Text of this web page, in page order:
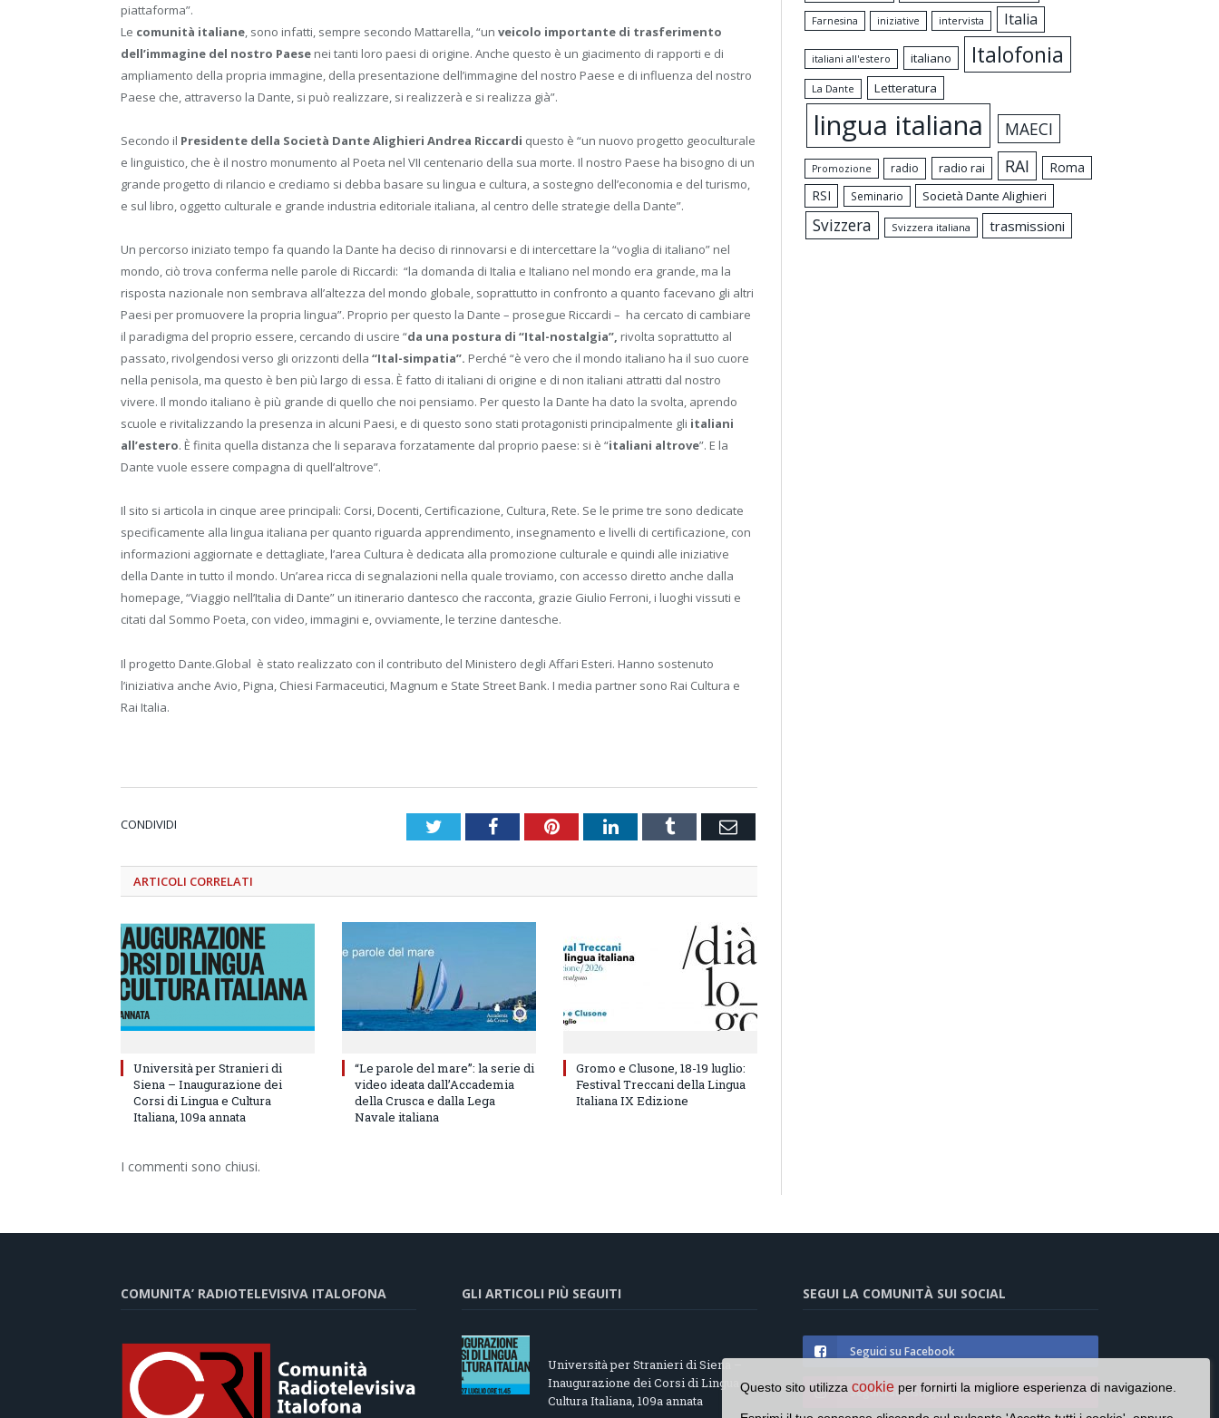
piattaforma”.
Le comunità italiane, sono infatti, sempre secondo Mattarella, “un veicolo importante di trasferimento
dell’immagine del nostro Paese nei tanti loro paesi di origine. Anche questo è un giacimento di rapporti e di
ampliamento della propria immagine, della presentazione dell’immagine del nostro Paese e di influenza del nostro
Paese che, attraverso la Dante, si può realizzare, si realizzerà e si realizza già”.
Secondo il Presidente della Società Dante Alighieri Andrea Riccardi questo è “un nuovo progetto geoculturale
e linguistico, che è il nostro monumento al Poeta nel VII centenario della sua morte. Il nostro Paese ha bisogno di un
grande progetto di rilancio e crediamo si debba basare su lingua e cultura, a sostegno dell’economia e del turismo,
e sul libro, oggetto culturale e grande industria editoriale italiana, al centro delle strategie della Dante”.
Un percorso iniziato tempo fa quando la Dante ha deciso di rinnovarsi e di intercettare la “voglia di italiano” nel
mondo, ciò trova conferma nelle parole di Riccardi: “la domanda di Italia e Italiano nel mondo era grande, ma la
risposta nazionale non sembrava all’altezza del mondo globale, soprattutto in confronto a quanto facevano gli altri
Paesi per promuovere la propria lingua”. Proprio per questo la Dante – prosegue Riccardi – ha cercato di cambiare
il paradigma del proprio essere, cercando di uscire “da una postura di “Ital-nostalgia”, rivolta soprattutto al
passato, rivolgendosi verso gli orizzonti della “Ital-simpatia”. Perché “è vero che il mondo italiano ha il suo cuore
nella penisola, ma questo è ben più largo di essa. È fatto di italiani di origine e di non italiani attratti dal nostro
vivere. Il mondo italiano è più grande di quello che noi pensiamo. Per questo la Dante ha dato la svolta, aprendo
scuole e rivitalizzando la presenza in alcuni Paesi, e di questo sono stati protagonisti principalmente gli italiani
all’estero. È finita quella distanza che li separava forzatamente dal proprio paese: si è “italiani altrove”. E la
Dante vuole essere compagna di quell’altrove”.
Il sito si articola in cinque aree principali: Corsi, Docenti, Certificazione, Cultura, Rete. Se le prime tre sono dedicate
specificamente alla lingua italiana per quanto riguarda apprendimento, insegnamento e livelli di certificazione, con
informazioni aggiornate e dettagliate, l’area Cultura è dedicata alla promozione culturale e quindi alle iniziative
della Dante in tutto il mondo. Un’area ricca di segnalazioni nella quale troviamo, con accesso diretto anche dalla
homepage, “Viaggio nell’Italia di Dante” un itinerario dantesco che racconta, grazie Giulio Ferroni, i luoghi vissuti e
citati dal Sommo Poeta, con video, immagini e, ovviamente, le terzine dantesche.
Il progetto Dante.Global è stato realizzato con il contributo del Ministero degli Affari Esteri. Hanno sostenuto
l’iniziativa anche Avio, Pigna, Chiesi Farmaceutici, Magnum e State Street Bank. I media partner sono Rai Cultura e
Rai Italia.
CONDIVIDI TwitterFacebookPinterestLinkedInTumblr Email
ARTICOLI CORRELATI
Università per Stranieri di
Siena – Inaugurazione dei
Corsi di Lingua e Cultura
Italiana, 109a annata
“Le parole del mare”: la serie di
video ideata dall’Accademia
della Crusca e dalla Lega
Navale italiana
Gromo e Clusone, 18-19 luglio:
Festival Treccani della Lingua
Italiana IX Edizione
I commenti sono chiusi.
Farnesina iniziative intervista Italia
italiani all'estero italiano Italofonia
La Dante Letteratura
lingua italiana MAECI
Promozione radio radio rai RAI
Roma
RSI
Seminario Società Dante Alighieri
Svizzera Svizzera italiana trasmissioni
COMUNITA’ RADIOTELEVISIVA ITALOFONA GLI ARTICOLI PIÙ SEGUITI
Università per Stranieri di Siena –
Inaugurazione dei Corsi di Lingua e
Cultura Italiana, 109a annata
SEGUI LA COMUNITÀ SUI SOCIAL
Seguici su Facebook
Seguici su Instagram
Questo sito utilizzacookie per fornirti la migliore esperienza di navigazione.